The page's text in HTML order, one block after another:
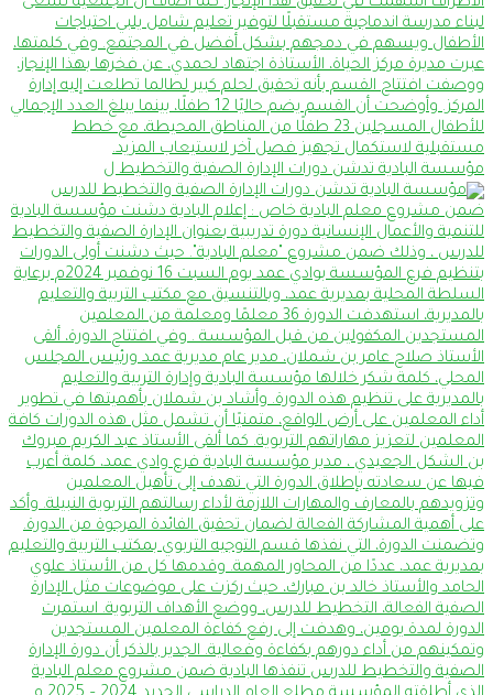
مؤسسة البادية تدشن دورات الإدارة الصفية والتخطيط ل